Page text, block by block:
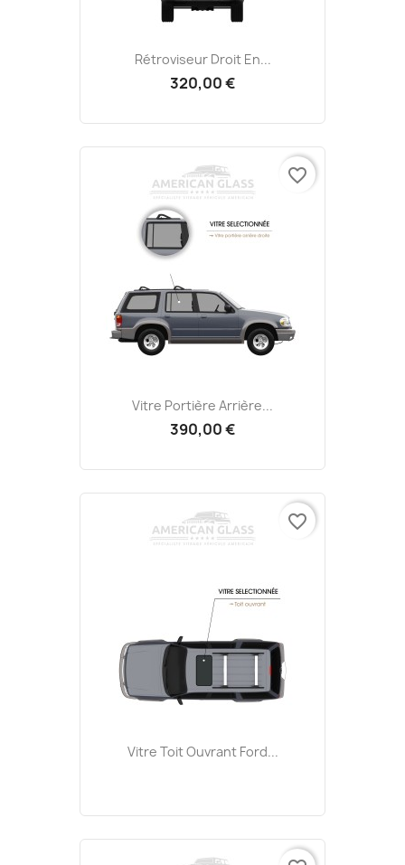
Rétroviseur Droit En...
320,00 €
Vitre Portière Arrière...
390,00 €
favorite_border
Vitre Toit Ouvrant Ford...
favorite_border